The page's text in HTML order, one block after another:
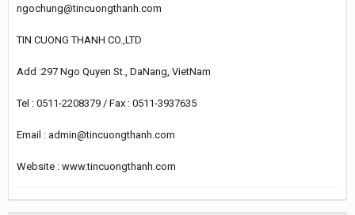
ngochung@tincuongthanh.com
TIN CUONG THANH CO.,LTD
Add :297 Ngo Quyen St., DaNang, VietNam
Tel : 0511-2208379 / Fax : 0511-3937635
Email : admin@tincuongthanh.com
Website : www.tincuongthanh.com